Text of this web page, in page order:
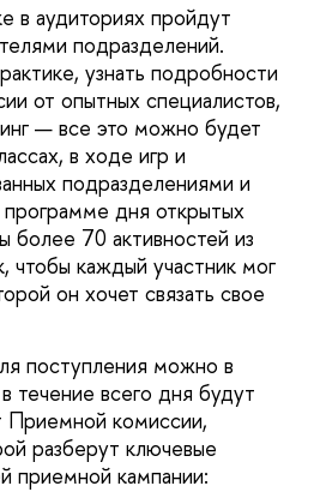
в аудиториях пройдут
подразделений.
узнать подробности
от опытных специалистов,
— все это можно будет
в ходе игр и
подразделениями и
дня открытых
более 70 активностей из
чтобы каждый участник мог
он хочет связать свое
поступления можно в
течение всего дня будут
Приемной комиссии,
разберут ключевые
приемной кампании: